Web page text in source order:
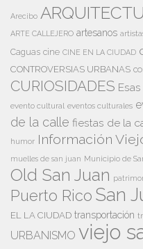
Arecibo
ARTE CALLEJERO artesanos
Caguas cine CINE EN LA CIUDAD
CONTROVERSIAS URBANAS
CURIOSIDADES
evento cultural eventos culturales
de la calle fiestas de la
humor Información
muelles de san juan Municipio de
Old San Juan
Puerto Rico San
EL LA CIUDAD transportación
URBANISMO viejo